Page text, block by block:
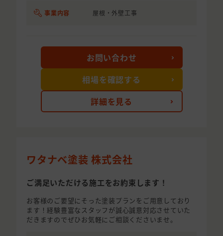
事業内容 屋根・外壁工事
詳細を見る
お問い合わせ
相場を確認する
ワタナベ塗装 株式会社
ご満足いただける施工をお約束します！
お客様のご要望にそった塗装プランをご用意しており
ます！経験豊富なスタッフが誠心誠意対応させていた
だきますのでぜひお気軽にご相談くださいませ。